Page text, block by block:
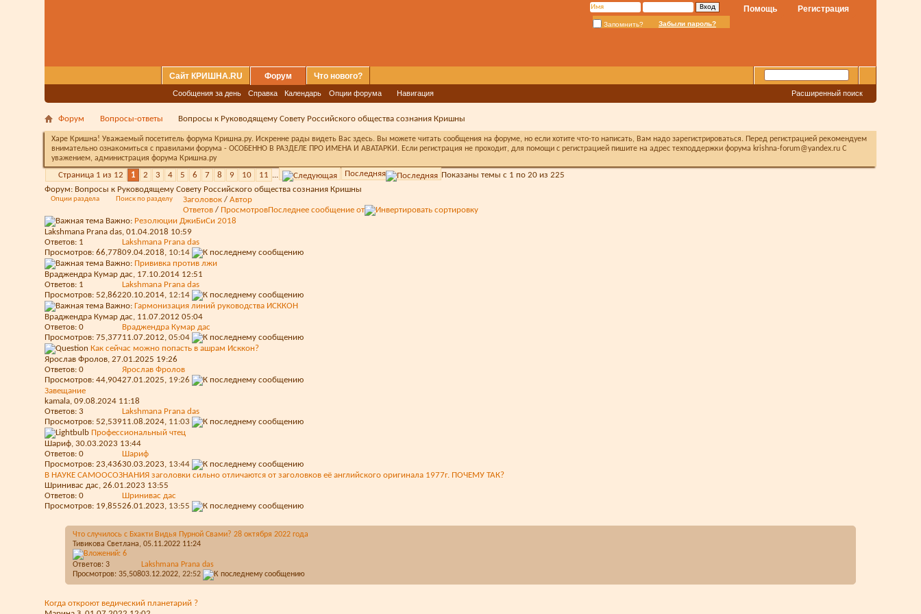
Регистрация
Помощь
Запомнить? Забыли пароль?
Сайт КРИШНА.RU Форум
Сообщения за день Справка Календарь Опции форума Навигация
Что нового?
Расширенный поиск
Форум Вопросы-ответы Вопросы к Руководящему Совету Российского общества сознания Кришны
Харе Кришна! Уважаемый посетитель форума Кришна.ру. Искренне рады видеть Вас здесь. Вы можете читать сообщения на форуме, но если хотите что-то написать, Вам надо зарегистрироваться. Перед регистрацией рекомендуем
внимательно ознакомиться с правилами форума - ОСОБЕННО В РАЗДЕЛЕ ПРО ИМЕНА И АВАТАРКИ. Если регистрация не проходит, для помощи с регистрацией пишите на адрес техподдержки форума krishna-forum@yandex.ru С
уважением, администрация форума Кришна.ру
Страница 1 из 12 1 2 3 4 5 6 7 8 9 10 11 ... Последняя
Показаны темы с 1 по 20 из 225
Форум: Вопросы к Руководящему Совету Российского общества сознания Кришны
Опции раздела Поиск по разделу Заголовок / Автор
Ответов / ПросмотровПоследнее сообщение от
Важно: Резолюции ДжиБиСи 2018
Lakshmana Prana das, 01.04.2018 10:59
Ответов: 1
Просмотров: 66,778
Lakshmana Prana das
09.04.2018, 10:14
Важно: Прививка против лжи
Враджендра Кумар дас, 17.10.2014 12:51
Ответов: 1
Просмотров: 52,862
Lakshmana Prana das
20.10.2014, 12:14
Важно: Гармонизация линий руководства ИСККОН
Враджендра Кумар дас, 11.07.2012 05:04
Ответов: 0
Просмотров: 75,377
Враджендра Кумар дас
11.07.2012, 05:04
Как сейчас можно попасть в ашрам Исккон?
Ярослав Фролов, 27.01.2025 19:26
Ответов: 0
Просмотров: 44,904
Ярослав Фролов
27.01.2025, 19:26
Завещание
kamala, 09.08.2024 11:18
Ответов: 3
Просмотров: 52,539
Lakshmana Prana das
11.08.2024, 11:03
Профессиональный чтец
Шариф, 30.03.2023 13:44
Ответов: 0
Просмотров: 23,436
Шариф
30.03.2023, 13:44
В НАУКЕ САМООСОЗНАНИЯ заголовки сильно отличаются от заголовков её английского оригинала 1977г. ПОЧЕМУ ТАК?
Шринивас дас, 26.01.2023 13:55
Ответов: 0
Просмотров: 19,855
Шринивас дас
26.01.2023, 13:55
Что случилось с Бхакти Видья Пурной Свами? 28 октября 2022 года
Тивикова Светлана, 05.11.2022 11:24
Ответов: 3
Просмотров: 35,508
Lakshmana Prana das
03.12.2022, 22:52
Когда откроют ведический планетарий ?